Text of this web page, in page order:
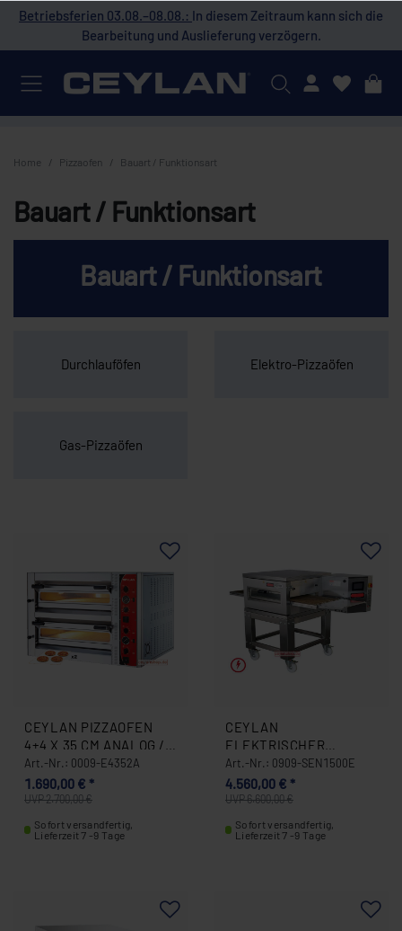
Betriebsferien 03.08.–08.08.: In diesem Zeitraum kann sich die
Bearbeitung und Auslieferung verzögern.
Mein Konto
Home Pizzaofen Bauart / Funktionsart
Bauart / Funktionsart
Bauart / Funktionsart
Durchlauföfen Elektro-Pizzaöfen
Gas-Pizzaöfen
CEYLAN PIZZAOFEN
4+4 X 35 CM ANALOG /
ELEKTRO (ANGEBOT)
0009-E4352A
Art.-Nr.: 0009-E4352A
UVP 2.700,00 €
1.690,00 € *
Sofort versandfertig,
Lieferzeit 7 -9 Tage
CEYLAN
ELEKTRISCHER
DURCHLAUFOFEN /
PIZZAOFEN – 10 KW,
UMLUFT, 400 V, 30
30 CM) ABHOLPREIS
Art.-Nr.: 0909-SEN1500E
UVP 6.600,00 €
4.560,00 € *
Sofort versandfertig,
Lieferzeit 7 -9 Tage